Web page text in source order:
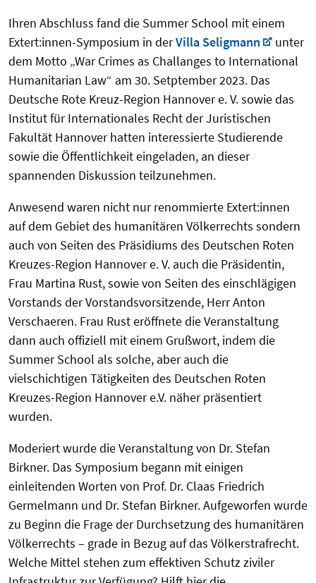
Ihren Abschluss fand die Summer School mit einem
Extert:innen-Symposium in derVilla Seligmann
unter
dem Motto „War Crimes as Challanges to International
Humanitarian Law“ am 30. Setptember 2023. Das
Deutsche Rote Kreuz-Region Hannover e. V. sowie das
Institut für Internationales Recht der Juristischen
Fakultät Hannover hatten interessierte Studierende
sowie die Öffentlichkeit eingeladen, an dieser
spannenden Diskussion teilzunehmen.
Anwesend waren nicht nur renommierte Extert:innen
auf dem Gebiet des humanitären Völkerrechts sondern
auch von Seiten des Präsidiums des Deutschen Roten
Kreuzes-Region Hannover e. V. auch die Präsidentin,
Frau Martina Rust, sowie von Seiten des einschlägigen
Vorstands der Vorstandsvorsitzende, Herr Anton
Verschaeren. Frau Rust eröffnete die Veranstaltung
dann auch offiziell mit einem Grußwort, indem die
Summer School als solche, aber auch die
vielschichtigen Tätigkeiten des Deutschen Roten
Kreuzes-Region Hannover e.V. näher präsentiert
wurden.
Moderiert wurde die Veranstaltung von Dr. Stefan
Birkner. Das Symposium begann mit einigen
einleitenden Worten von Prof. Dr. Claas Friedrich
Germelmann und Dr. Stefan Birkner. Aufgeworfen wurde
zu Beginn die Frage der Durchsetzung des humanitären
Völkerrechts – grade in Bezug auf das Völkerstrafrecht.
Welche Mittel stehen zum effektiven Schutz ziviler